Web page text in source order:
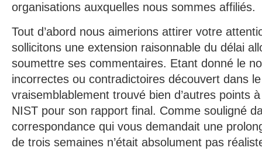
organisations auxquelles nous sommes affiliés.
Tout d’abord nous aimerions attirer votre
sollicitons une extension raisonnable du délai
soumettre ses commentaires. Etant donné le
incorrectes ou contradictoires découvert dans
vraisemblablement trouvé bien d’autres points
NIST pour son rapport final. Comme souligné
correspondance qui vous demandait une
de trois semaines n’était absolument pas